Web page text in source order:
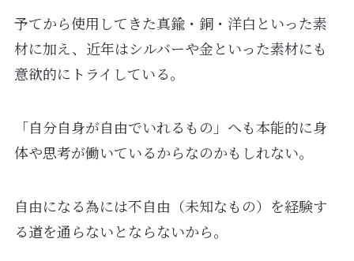
予てから使用してきた真鍮・銅・洋白といった素
材に加え、近年はシルバーや金といった素材にも
意欲的にトライしている。
「自分自身が自由でいれるもの」へも本能的に身
体や思考が働いているからなのかもしれない。
自由になる為には不自由（未知なもの）を経験す
る道を通らないとならないから。